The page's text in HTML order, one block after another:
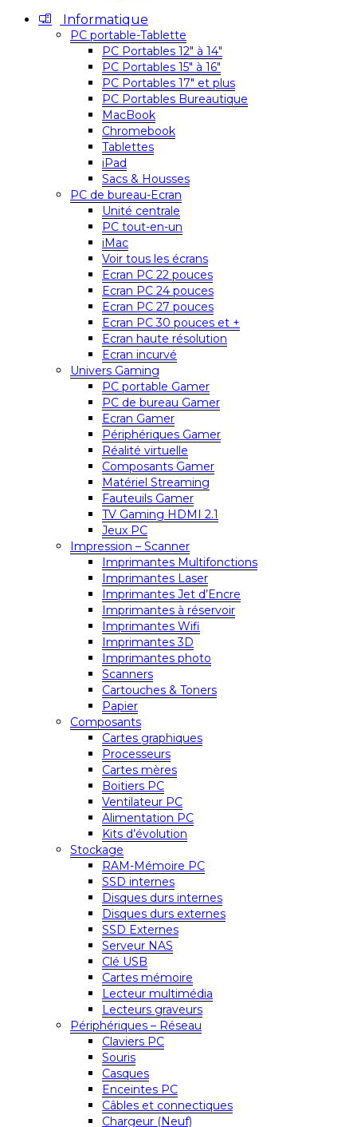
Informatique
PC portable-Tablette
PC Portables 12″ à 14″
PC Portables 15″ à 16″
PC Portables 17″ et plus
PC Portables Bureautique
MacBook
Chromebook
Tablettes
iPad
Sacs & Housses
PC de bureau-Ecran
Unité centrale
PC tout-en-un
iMac
Voir tous les écrans
Ecran PC 22 pouces
Ecran PC 24 pouces
Ecran PC 27 pouces
Ecran PC 30 pouces et +
Ecran haute résolution
Ecran incurvé
Univers Gaming
PC portable Gamer
PC de bureau Gamer
Ecran Gamer
Périphériques Gamer
Réalité virtuelle
Composants Gamer
Matériel Streaming
Fauteuils Gamer
TV Gaming HDMI 2.1
Jeux PC
Impression – Scanner
Imprimantes Multifonctions
Imprimantes Laser
Imprimantes Jet d’Encre
Imprimantes à réservoir
Imprimantes Wifi
Imprimantes 3D
Imprimantes photo
Scanners
Cartouches & Toners
Papier
Composants
Cartes graphiques
Processeurs
Cartes mères
Boitiers PC
Ventilateur PC
Alimentation PC
Kits d’évolution
Stockage
RAM-Mémoire PC
SSD internes
Disques durs internes
Disques durs externes
SSD Externes
Serveur NAS
Clé USB
Cartes mémoire
Lecteur multimédia
Lecteurs graveurs
Périphériques – Réseau
Claviers PC
Souris
Casques
Enceintes PC
Câbles et connectiques
Chargeur (Neuf)